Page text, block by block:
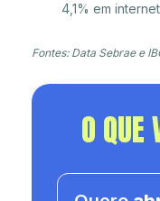
4,1% em internet
Fontes: Data Sebrae e
O QUE